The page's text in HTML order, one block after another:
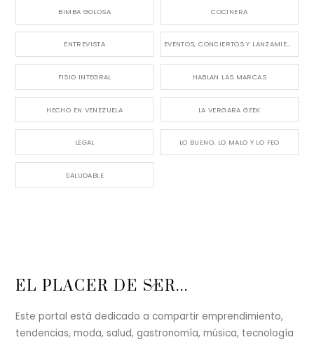
BIMBA GOLOSA COCINERA
ENTREVISTA EVENTOS, CONCIERTOS Y LANZAMIENTOS
FISIO INTEGRAL HABLAN LAS MARCAS
HECHO EN VENEZUELA LA VERGARA GEEK
LEGAL LO BUENO, LO MALO Y LO FEO
SALUDABLE
Back
Top
EL PLACER DE SER...
Este portal está dedicado a compartir emprendimiento,
tendencias, moda, salud, gastronomía, música, tecnología